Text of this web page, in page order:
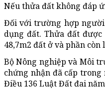
Nếu thửa đất không đáp
Đối với trường hợp người
dụng đất. Thửa đất được
48,7m2 đất ở và phần
Bộ Nông nghiệp và Môi
chứng nhận đã cấp
Điều 136 Luật Đất đai